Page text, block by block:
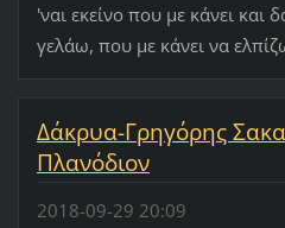
'ναι εκείνο που με κάνει και
γελάω, που με κάνει να
Δάκρυα-Γρηγόρης
Πλανόδιον
2018-09-29 20:09